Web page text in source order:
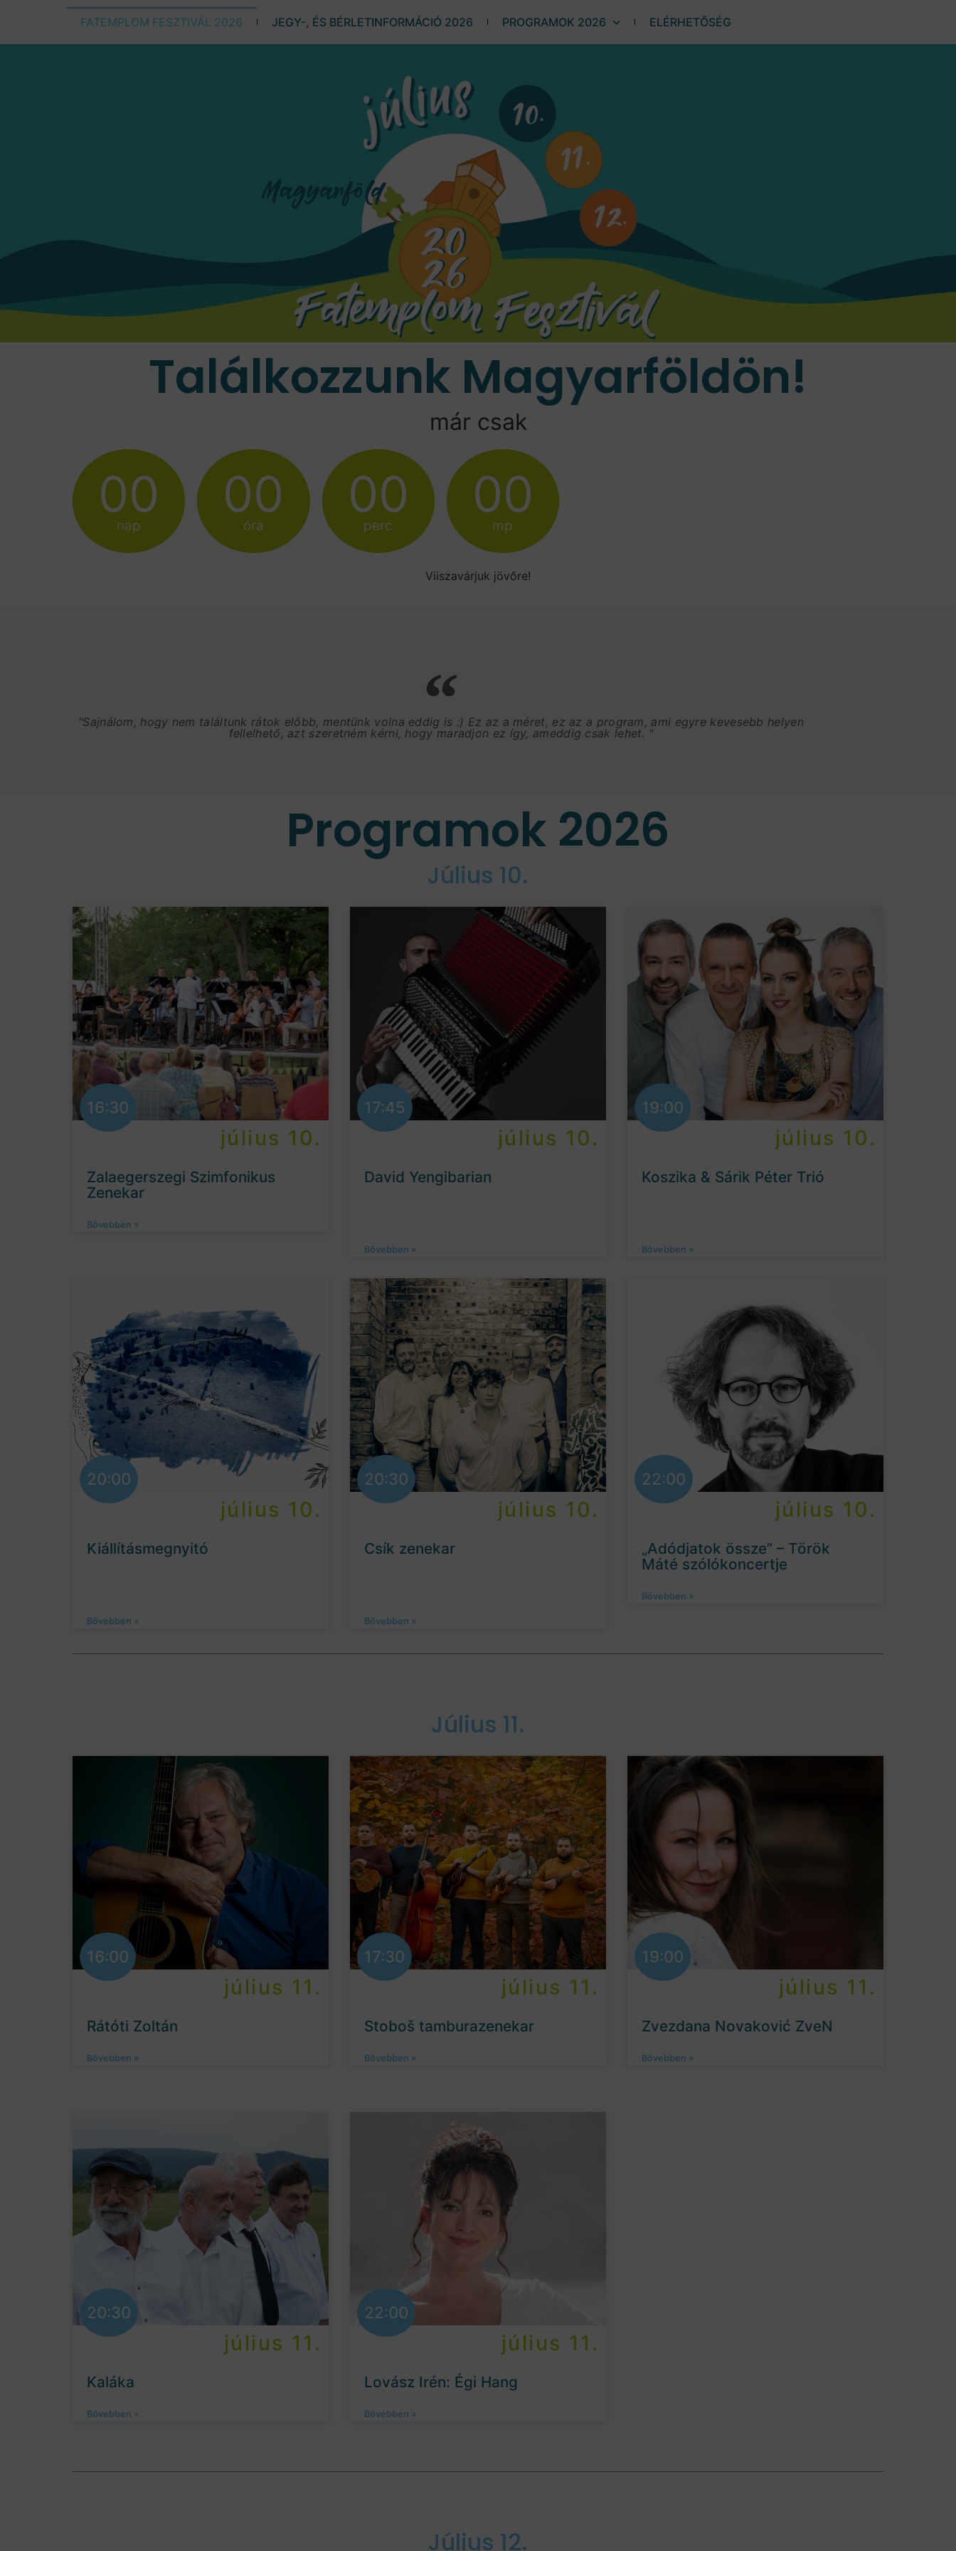
FATEMPLOM FESZTIVÁL 2026 JEGY-, ÉS BÉRLETINFORMÁCIÓ 2026 PROGRAMOK 2026 ELÉRHETŐSÉG
Találkozzunk Magyarföldön!
már csak
00
nap
00
óra
00
perc
00
mp
Viiszavárjuk jövőre!
"Sajnálom, hogy nem találtunk rátok előbb, mentünk volna eddig is :) Ez az a méret, ez az a program, ami egyre kevesebb helyen
fellelhető, azt szeretném kérni, hogy maradjon ez így, ameddig csak lehet. "
Programok 2026
Július 10.
16:30
július 10.
Zalaegerszegi Szimfonikus
Zenekar
Bővebben »
17:45
július 10.
David Yengibarian
Bővebben »
19:00
július 10.
Koszika & Sárik Péter Trió
Bővebben »
20:00
július 10.
Kiállításmegnyitó
Bővebben »
20:30
július 10.
Csík zenekar
Bővebben »
22:00
július 10.
„Adódjatok össze” – Török
Máté szólókoncertje
Bővebben »
Július 11.
16:00
július 11.
Rátóti Zoltán
Bővebben »
17:30
július 11.
Stoboš tamburazenekar
Bővebben »
19:00
július 11.
Zvezdana Novaković ZveN
Bővebben »
20:30
július 11.
Kaláka
Bővebben »
22:00
július 11.
Lovász Irén: Égi Hang
Bővebben »
Július 12.